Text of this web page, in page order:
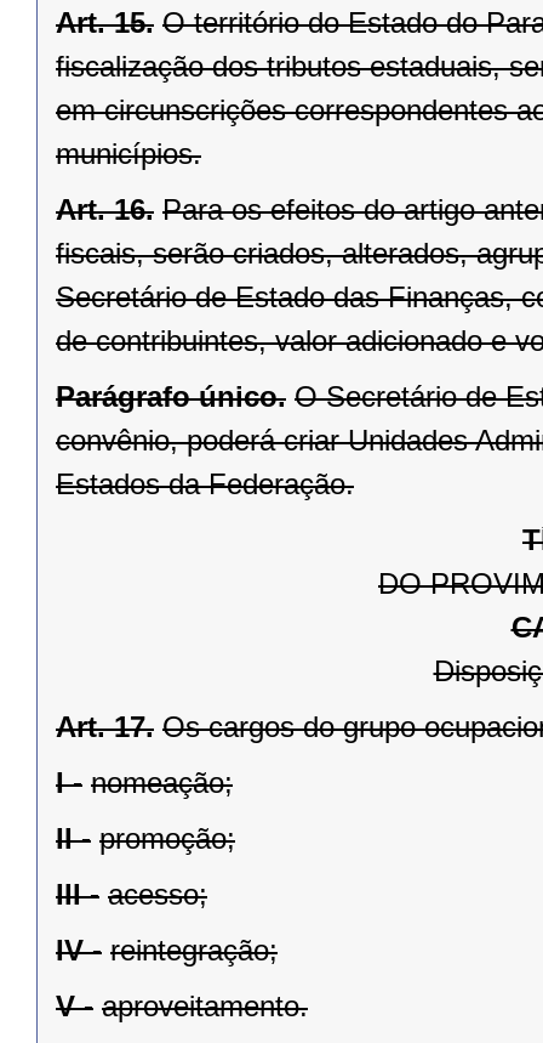
Art. 15. O território do Estado do
fiscalização dos tributos estaduais,
em circunscrições correspondentes
municípios.
Art. 16. Para os efeitos do artigo
fiscais, serão criados, alterados,
Secretário de Estado das Finanças,
de contribuintes, valor adicionado e
Parágrafo único. O Secretário de
convênio, poderá criar Unidades
Estados da Federação.
DO
Art. 17. Os cargos do grupo
I - nomeação;
II - promoção;
III - acesso;
IV - reintegração;
V - aproveitamento.